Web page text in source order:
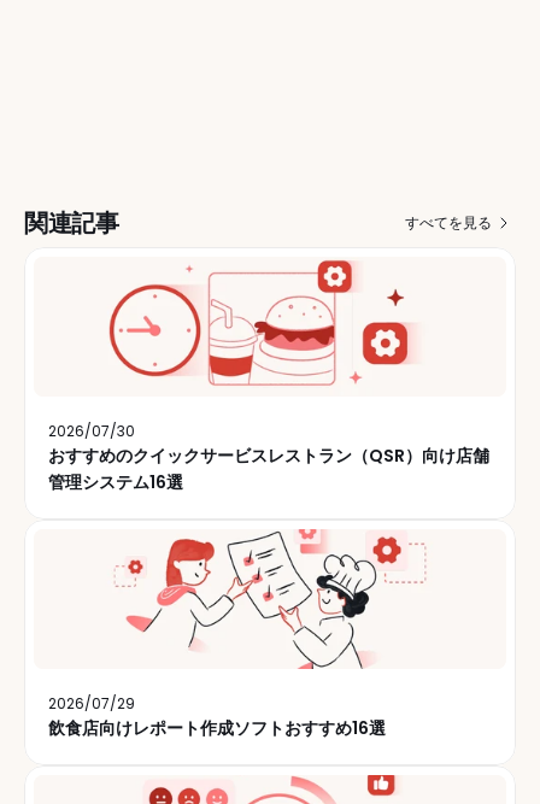
関連記事 すべてを見る
2026/07/30
おすすめのクイックサービスレストラン（QSR）向け店舗
管理システム16選
2026/07/29
飲食店向けレポート作成ソフトおすすめ16選